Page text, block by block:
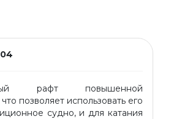
рафт повышенной
позволяет использовать его
судно, и для катания